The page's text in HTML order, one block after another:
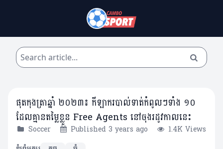
ផុតកុងត្រាឆ្នាំ ២០២៣៖ កីឡាករបាល់ទាត់កំពូល​ៗទាំង ១០
ដែលគ្មានតម្លៃខ្លួន Free Agents នៅចុងរដូវកាលនេះ
Soccer Published 3 years ago
1.4K Views